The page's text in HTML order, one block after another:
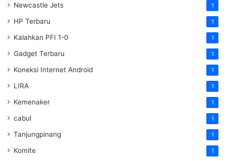
Newcastle Jets 1
HP Terbaru 1
Kalahkan PFI 1-0 1
Gadget Terbaru 1
Koneksi Internet Android 1
LIRA 1
Kemenaker 1
cabul 1
Tanjungpinang 1
Komite 1